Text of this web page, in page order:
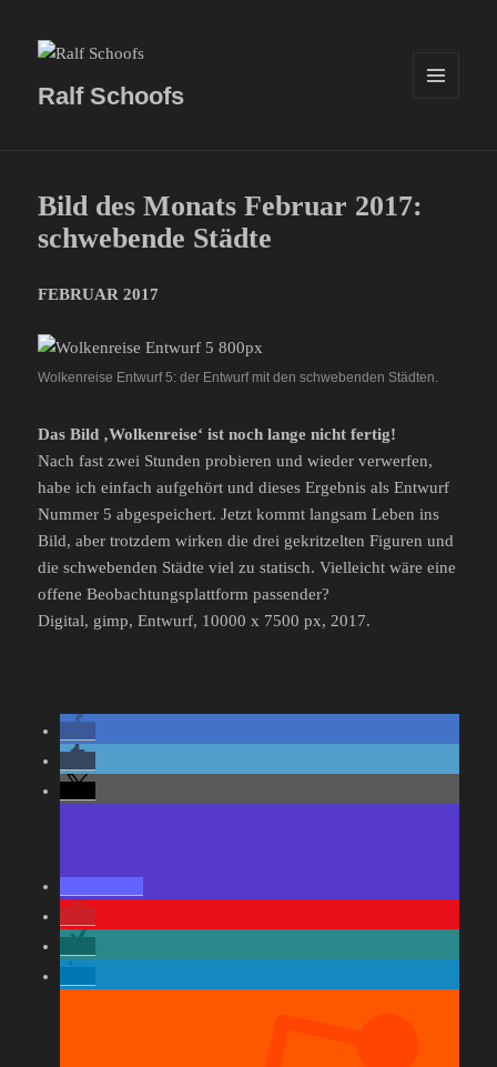
Ralf Schoofs
Bild des Monats Februar 2017:
schwebende Städte
FEBRUAR 2017
Wolkenreise Entwurf 5: der Entwurf mit den schwebenden Städten.
Das Bild ‚Wolkenreise‘ ist noch lange nicht fertig!
Nach fast zwei Stunden probieren und wieder verwerfen,
habe ich einfach aufgehört und dieses Ergebnis als Entwurf
Nummer 5 abgespeichert. Jetzt kommt langsam Leben ins
Bild, aber trotzdem wirken die drei gekritzelten Figuren und
die schwebenden Städte viel zu statisch. Vielleicht wäre eine
offene Beobachtungsplattform passender?
Digital, gimp, Entwurf, 10000 x 7500 px, 2017.